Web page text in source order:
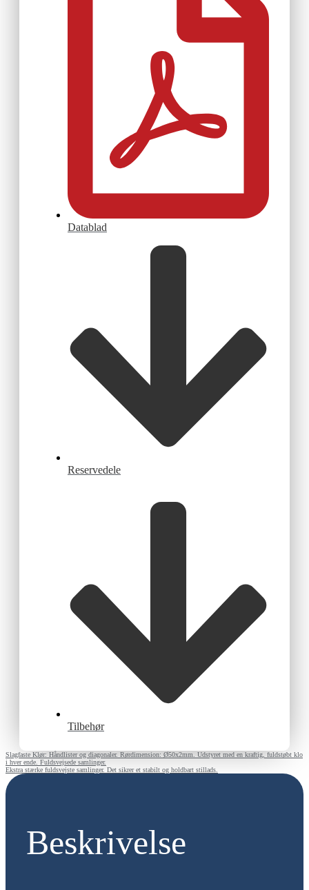
Datablad
Reservedele
Tilbehør
Slagfaste Klør: Håndlister og diagonaler. Rørdimension: Ø50x2mm. Udstyret med en kraftig, fuldstøbt klo
i hver ende. Fuldsvejsede samlinger.
Ekstra stærke fuldsvejste samlinger. Det sikrer et stabilt og holdbart stillads.
Beskrivelse